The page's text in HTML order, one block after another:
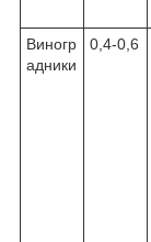
Виногр
адники
0,4-0,6